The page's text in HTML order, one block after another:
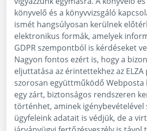
könyvelő és a könyvvizsgáló
ismét hangsúlyosan kerülnek
elektronikus formák, amelyek
GDPR szempontból is kérdéseket
Nagyon fontos ezért is, hogy a
eljuttatása az érintettekhez az
szorosan együttműködő Webposta
egy zárt, biztonságos rendszeren
történhet, aminek igénybevételével
ügyfeleink adatait is védjük, de a